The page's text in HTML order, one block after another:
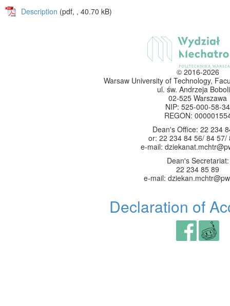
Description (pdf, , 40.70 kB)
© 2016-2026
Warsaw University of Technology,
ul. św. Andrzeja
02-525 Warszawa
NIP: 525-000-58-34
REGON:
Dean's Office: 22 234
or: 22 234 84 56/ 84 57/
e-mail:
Dean's Secretariat:
22 234 85 89
e-mail:
Declaration of